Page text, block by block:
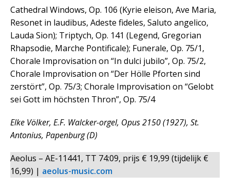
Cathedral Windows, Op. 106 (Kyrie eleison, Ave Maria,
Resonet in laudibus, Adeste fideles, Saluto angelico,
Lauda Sion); Triptych, Op. 141 (Legend, Gregorian
Rhapsodie, Marche Pontificale); Funerale, Op. 75/1,
Chorale Improvisation on “In dulci jubilo”, Op. 75/2,
Chorale Improvisation on “Der Hölle Pforten sind
zerstört”, Op. 75/3; Chorale Improvisation on “Gelobt
sei Gott im höchsten Thron”, Op. 75/4
Elke Völker, E.F. Walcker-orgel, Opus 2150 (1927), St.
Antonius, Papenburg (D)
Aeolus – AE-11441, TT 74:09, prijs € 19,99 (tijdelijk €
16,99) | aeolus-music.com